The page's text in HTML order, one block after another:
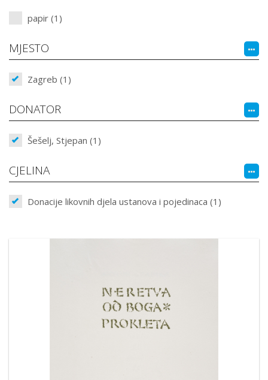
papir (1)
MJESTO
Zagreb (1)
DONATOR
Šešelj, Stjepan (1)
CJELINA
Donacije likovnih djela ustanova i pojedinaca (1)